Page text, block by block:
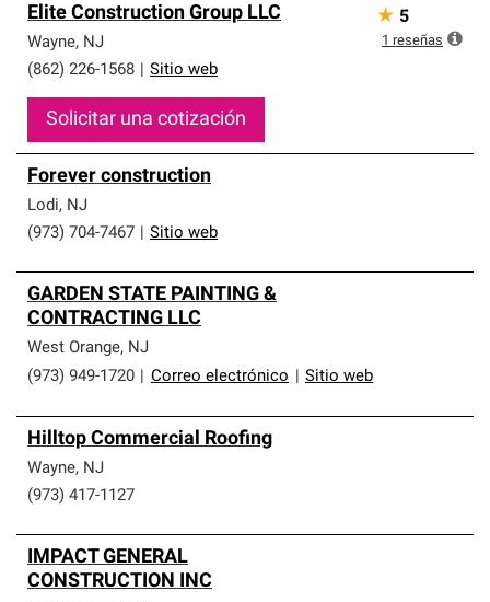
Elite Construction Group LLC
Wayne, NJ
(862) 226-1568
Sitio web
Solicitar una cotización
★ 5
1 reseñas
Forever construction
Lodi, NJ
(973) 704-7467
Sitio web
GARDEN STATE PAINTING &
CONTRACTING LLC
West Orange, NJ
(973) 949-1720
Correo electrónico Sitio web
Hilltop Commercial Roofing
Wayne, NJ
(973) 417-1127
IMPACT GENERAL
CONSTRUCTION INC